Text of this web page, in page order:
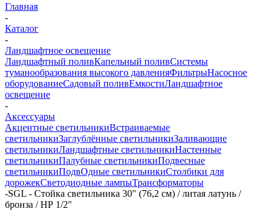
Главная
-
Каталог
-
Ландшафтное освещение
Ландшафтный поливКапельный поливСистемы
туманообразования высокого давленияФильтрыНасосное
оборудованиеСадовый поливЕмкостиЛандшафтное
освещение
-
Аксессуары
Акцентные светильникиВстраиваемые
светильникиЗаглублённые светильникиЗаливающие
светильникиЛандшафтные светильникиНастенные
светильникиПалубные светильникиПодвесные
светильникиПодвОдные светильникиСтолбики для
дорожекСветодиодные лампыТрансформаторы
-SGL - Стойка светильника 30" (76,2 см) / литая латунь /
бронза / НР 1/2"